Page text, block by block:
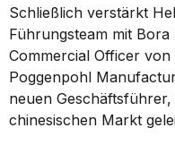
Schließlich verstärkt
Führungsteam mit
Commercial Officer
Poggenpohl
neuen
chinesischen Markt